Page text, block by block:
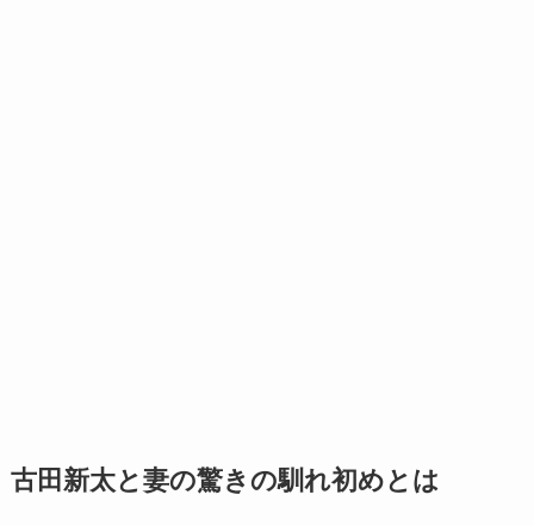
古田新太と妻の驚きの馴れ初めとは